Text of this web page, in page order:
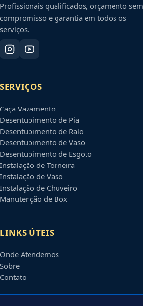
Profissionais qualificados, orçamento sem
compromisso e garantia em todos os
serviços.
SERVIÇOS
Caça Vazamento
Desentupimento de Pia
Desentupimento de Ralo
Desentupimento de Vaso
Desentupimento de Esgoto
Instalação de Torneira
Instalação de Vaso
Instalação de Chuveiro
Manutenção de Box
LINKS ÚTEIS
Onde Atendemos
Sobre
Contato